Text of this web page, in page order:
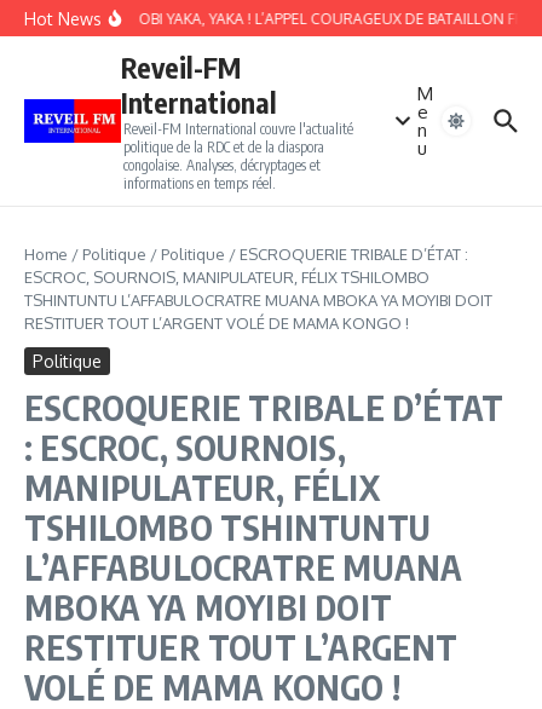
Aller au contenu
Hot NewsSOKI BALOBI YAKA, YAKA ! L’APPEL COURAGEUX DE BATAILLON
Reveil-FM
International
Reveil-FM International couvre l'actualité
politique de la RDC et de la diaspora
congolaise. Analyses, décryptages et
informations en temps réel.
M
e
n
u
Home / Politique / Politique / ESCROQUERIE TRIBALE D’ÉTAT :
ESCROC, SOURNOIS, MANIPULATEUR, FÉLIX TSHILOMBO
TSHINTUNTU L’AFFABULOCRATRE MUANA MBOKA YA MOYIBI DOIT
RESTITUER TOUT L’ARGENT VOLÉ DE MAMA KONGO !
Politique
ESCROQUERIE TRIBALE D’ÉTAT
: ESCROC, SOURNOIS,
MANIPULATEUR, FÉLIX
TSHILOMBO TSHINTUNTU
L’AFFABULOCRATRE MUANA
MBOKA YA MOYIBI DOIT
RESTITUER TOUT L’ARGENT
VOLÉ DE MAMA KONGO !